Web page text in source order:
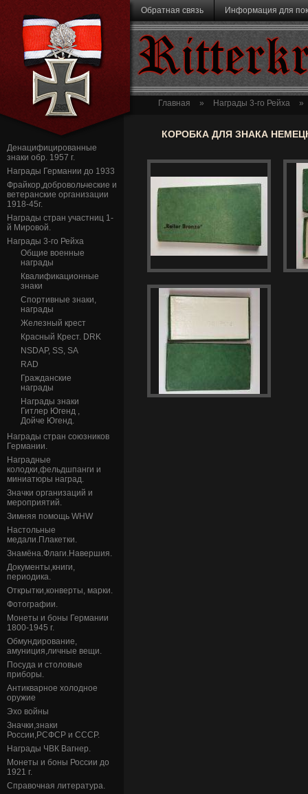
Перейти к основному содержанию
Денацифицированные
знаки обр. 1957 г.
Награды Германии до 1933
Фрайкор,добровольческие и
ветеранские организации
1918-45г.
Награды стран участниц 1-
й Мировой.
Награды 3-го Рейха
Общие военные
награды
Квалификационные
знаки
Спортивные знаки,
награды
Железный крест
Красный Крест. DRK
NSDAP, SS, SA
RAD
Гражданские
награды
Награды знаки
Гитлер Югенд ,
Дойче Югенд.
Награды стран союзников
Германии.
Наградные
колодки,фельдшпанги и
миниатюры наград.
Значки организаций и
мероприятий.
Зимняя помощь WHW
Настольные
медали.Плакетки.
Знамёна.Флаги.Навершия.
Документы,книги,
периодика.
Открытки,конверты, марки.
Фотографии.
Монеты и боны Германии
1800-1945 г.
Обмундирование,
амуниция,личные вещи.
Посуда и столовые
приборы.
Антикварное холодное
оружие
Эхо войны
Значки,знаки
России,РСФСР и СССР.
Награды ЧВК Вагнер.
Монеты и боны России до
1921 г.
Справочная литература.
Обратная связь Информация для
Главная » Награды 3-го Рейха »
КОРОБКА ДЛЯ ЗНАКА